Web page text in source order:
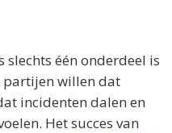
slechts één onderdeel is
partijen willen dat
incidenten dalen en
Het succes van